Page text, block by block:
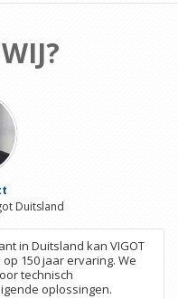
WIJ?
Duitsland
in Duitsland kan VIGOT
150 jaar ervaring. We
technisch
oplossingen.